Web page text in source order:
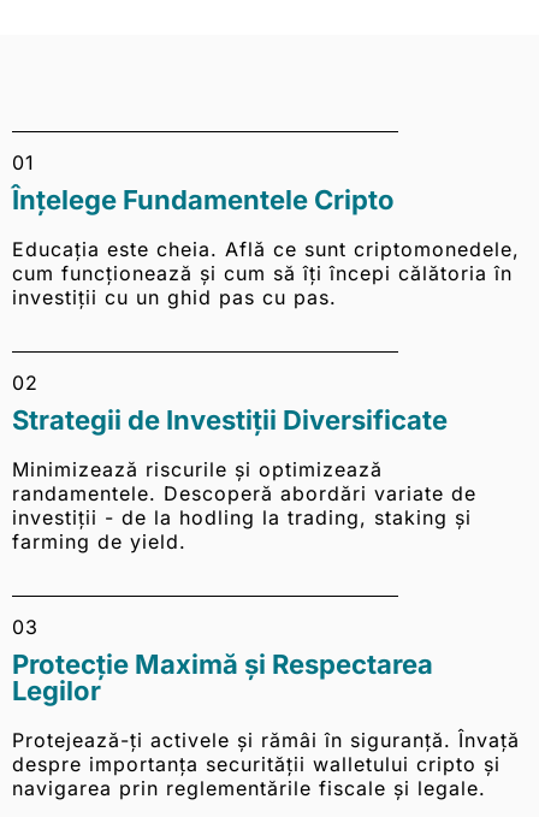
01
Înțelege Fundamentele Cripto
Educația este cheia. Află ce sunt criptomonedele,
cum funcționează și cum să îți începi călătoria în
investiții cu un ghid pas cu pas.
02
Strategii de Investiții Diversificate
Minimizează riscurile și optimizează
randamentele. Descoperă abordări variate de
investiții - de la hodling la trading, staking și
farming de yield.
03
Protecție Maximă și Respectarea
Legilor
Protejează-ți activele și rămâi în siguranță. Învață
despre importanța securității walletului cripto și
navigarea prin reglementările fiscale și legale.